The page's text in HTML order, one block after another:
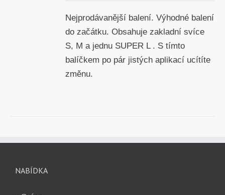
Nejprodávanější balení. Výhodné balení
do začátku. Obsahuje zakladní svíce
S, M a jednu SUPER L . S tímto
balíčkem po pár jistých aplikací ucítíte
změnu.
NABÍDKA